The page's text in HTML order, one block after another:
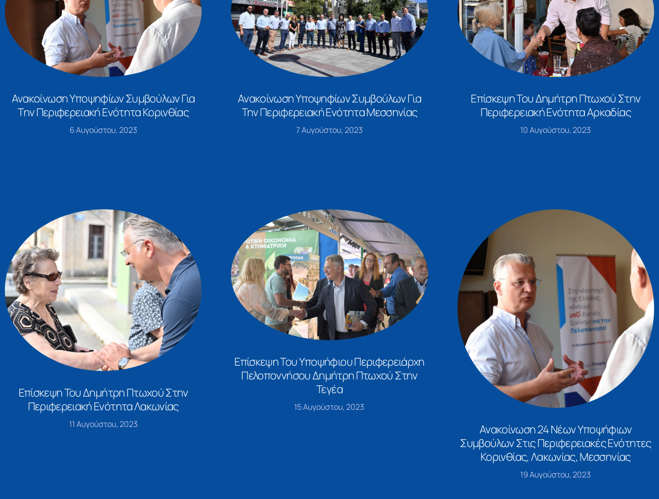
Ανακοίνωση Υποψηφίων Συμβούλων Για
Την Περιφερειακή Ενότητα Κορινθίας
6 Αυγούστου, 2023
Ανακοίνωση Υποψηφίων Συμβούλων Για
Την Περιφερειακή Ενότητα Μεσσηνίας
7 Αυγούστου, 2023
Επίσκεψη Του Δημήτρη Πτωχού Στην
Περιφερειακή Ενότητα Αρκαδίας
10 Αυγούστου, 2023
Επίσκεψη Του Δημήτρη Πτωχού Στην
Περιφερειακή Ενότητα Λακωνίας
11 Αυγούστου, 2023
Επίσκεψη Του Υποψήφιου Περιφερειάρχη
Πελοποννήσου Δημήτρη Πτωχού Στην
Τεγέα
15 Αυγούστου, 2023
Ανακοίνωση 24 Νέων Υποψήφιων
Συμβούλων Στις Περιφερειακές Ενότητες
Κορινθίας, Λακωνίας, Μεσσηνίας
19 Αυγούστου, 2023